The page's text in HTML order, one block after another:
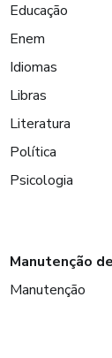
Educação
Enem
Idiomas
Libras
Literatura
Política
Psicologia
Manutenção
Manutenção